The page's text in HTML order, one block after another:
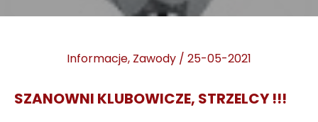
Informacje, Zawody / 25-05-2021
SZANOWNI KLUBOWICZE, STRZELCY !!!